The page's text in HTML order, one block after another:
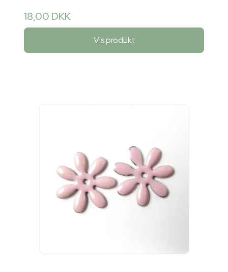
18,00 DKK
Vis produkt